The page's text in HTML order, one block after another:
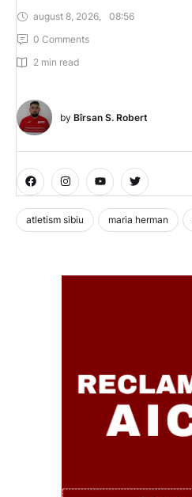
august 8, 2026
08:56
0 Comments
2 min read
by Bîrsan S. Robert
atletism sibiu maria herman